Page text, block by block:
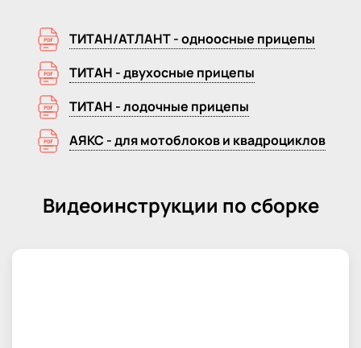
ТИТАН/АТЛАНТ - одноосные прицепы
ТИТАН - двухосные прицепы
ТИТАН - лодочные прицепы
АЯКС - для мотоблоков и квадроциклов
Видеоинструкции по сборке